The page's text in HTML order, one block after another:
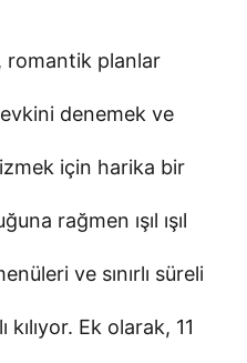
romantik planlar
denemek ve
için harika bir
rağmen ışıl ışıl
ve sınırlı süreli
Ek olarak, 11